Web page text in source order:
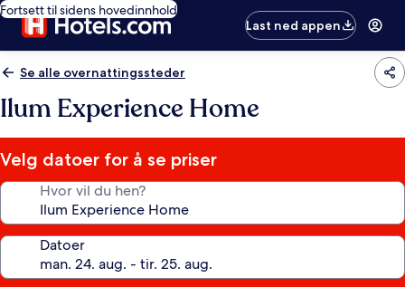
Fortsett til sidens hovedinnhold
Last ned appen
Se alle overnattingssteder
Ilum Experience Home
Velg datoer for å se priser
Hvor vil du hen?
Datoer